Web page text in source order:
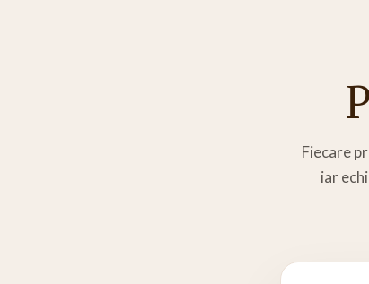
Fiecare
iar